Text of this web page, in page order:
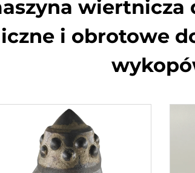
i obrotowe